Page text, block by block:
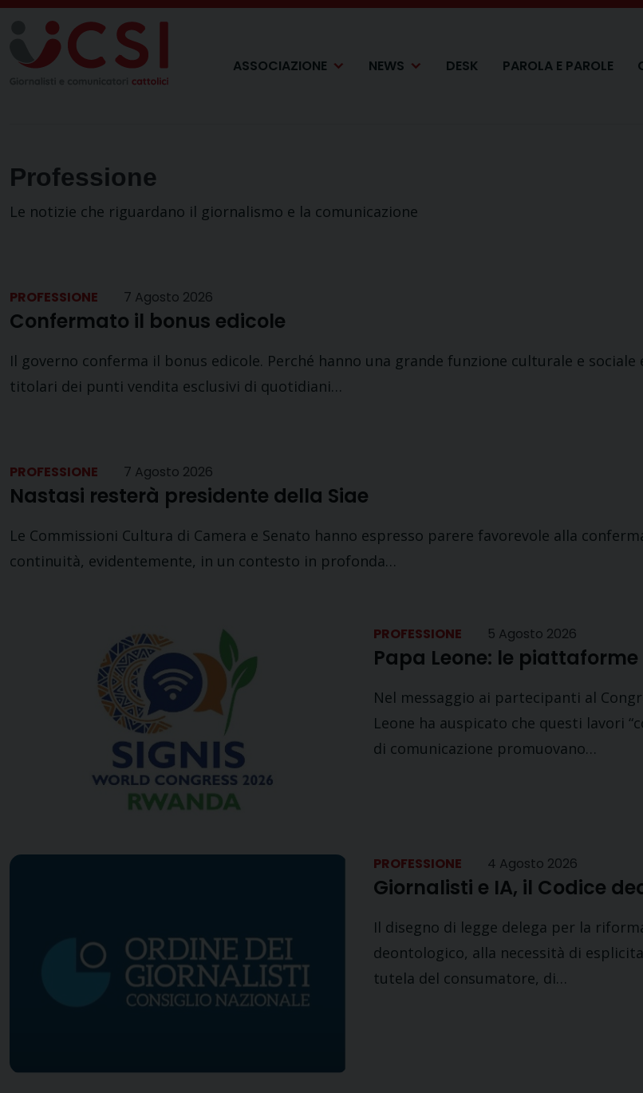
Skip
content
ASSOCIAZIONE
NEWS DESK PAROLA E PAROLE
Professione
Le notizie che riguardano il giornalismo e la comunicazione
PROFESSIONE 7 Agosto 2026
Confermato il bonus edicole
Il governo conferma il bonus edicole. Perché hanno una grande funzione culturale e
titolari dei punti vendita esclusivi di quotidiani…
PROFESSIONE 7 Agosto 2026
Nastasi resterà presidente della Siae
Le Commissioni Cultura di Camera e Senato hanno espresso parere favorevole alla
continuità, evidentemente, in un contesto in profonda…
PROFESSIONE 5 Agosto 2026
Papa Leone: le
Nel messaggio ai partecipanti al
Leone ha auspicato che questi lavori
di comunicazione promuovano…
PROFESSIONE 4 Agosto 2026
Giornalisti e IA, il Codice
Il disegno di legge delega per la
deontologico, alla necessità di
tutela del consumatore, di…